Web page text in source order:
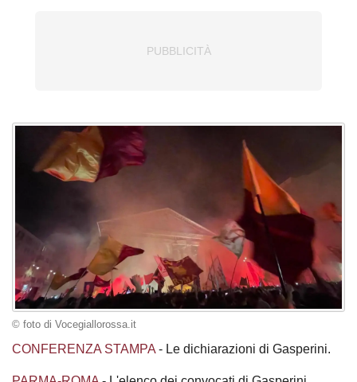
© foto di Vocegiallorossa.it
CONFERENZA STAMPA - Le dichiarazioni di Gasperini.